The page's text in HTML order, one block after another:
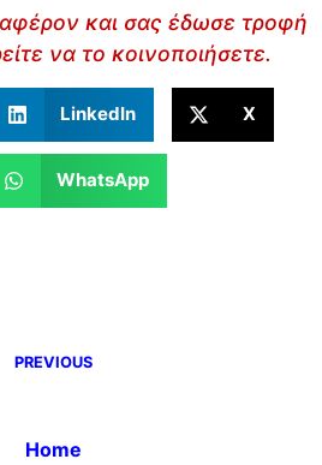
και σας έδωσε τροφή
να το κοινοποιήσετε.
LinkedIn X
WhatsApp
PREVIOUS
Home